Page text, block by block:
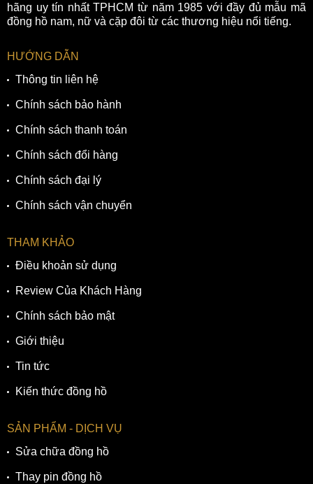
hãng uy tín nhất TPHCM từ năm 1985 với đầy đủ mẫu mã
đồng hồ nam, nữ và cặp đôi từ các thương hiệu nổi tiếng.
HƯỚNG DẪN
Thông tin liên hệ
Chính sách bảo hành
Chính sách thanh toán
Chính sách đổi hàng
Chính sách đại lý
Chính sách vận chuyển
THAM KHẢO
Điều khoản sử dụng
Review Của Khách Hàng
Chính sách bảo mật
Giới thiệu
Tin tức
Kiến thức đồng hồ
SẢN PHẨM - DỊCH VỤ
Sửa chữa đồng hồ
Thay pin đồng hồ